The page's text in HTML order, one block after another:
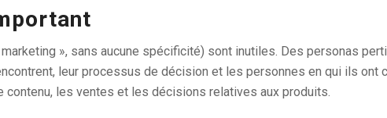
», sans aucune spécificité) sont inutiles. Des personas
leur processus de décision et les personnes en qui ils ont
les ventes et les décisions relatives aux produits.